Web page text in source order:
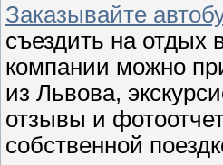
Заказывайте
съездить на отдых
компании можно
из Львова,
отзывы и
собственной